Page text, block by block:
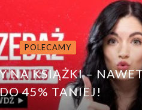
POLECAMY
NA KSIĄŻKI –
DO 45% TANIEJ!